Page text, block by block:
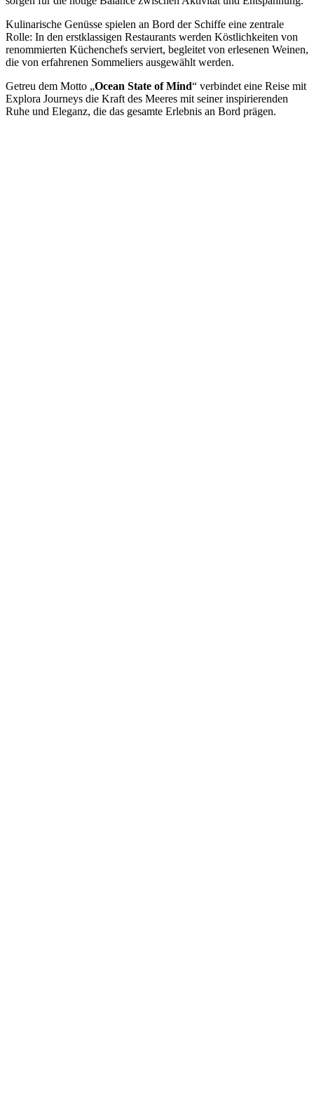
Kulinarische Genüsse spielen an Bord der Schiffe eine zentrale
Rolle: In den erstklassigen Restaurants werden Köstlichkeiten von
renommierten Küchenchefs serviert, begleitet von erlesenen Weinen,
die von erfahrenen Sommeliers ausgewählt werden.
Getreu dem Motto „Ocean State of Mind“ verbindet eine Reise mit
Explora Journeys die Kraft des Meeres mit seiner inspirierenden
Ruhe und Eleganz, die das gesamte Erlebnis an Bord prägen.